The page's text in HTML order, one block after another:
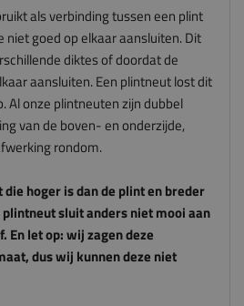
aansluiten. Een plintneut lost dit
Al onze plintneuten zijn dubbel
van de boven- en onderzijde,
rondom.
hoger is dan de plint en breder
sluit anders niet mooi aan
dus wij kunnen deze niet
voor plinten en architraven tot 15